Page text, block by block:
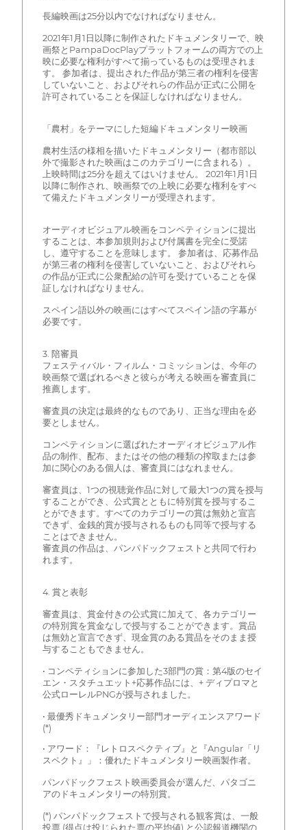
長編映画は25分以内でなければなりません。
2021年1月1日以降に制作されたドキュメンタリーで、映
画祭とPampaDocPlayプラットフォームの両方での上
映に必要な権利がすべて揃っているものは受理されま
す。 参加者は、提出された作品が第三者の権利を侵害
していないこと、およびそれらの作品が正式に公開を
許可されていることを保証しなければなりません。
「農村」をテーマにした短編ドキュメンタリー映画
農村生活の様相を描いたドキュメンタリー（都市部以
外で撮影された映画はこのカテゴリーに含まれる）。
上映時間は25分を超えてはいけません。 2021年1月1日
以降に制作され、映画祭での上映に必要な権利をすべ
て備えたドキュメンタリーが受理されます。
オーディオビジュアル映画をコンペティションに提出
することは、本参加規則および付属書を完全に受諾
し、遵守することを意味します。 参加者は、応募作品
が第三者の権利を侵害していないこと、およびそれら
の作品が正式に公衆配給の許可を受けていることを保
証しなければなりません。
スペイン語以外の映画にはすべてスペイン語の字幕が
必要です。
3. 陪審員
フェスティバル・フィルム・コミッションは、今年の
映画祭で選ばれるべきと彼らが考える映画を審査員に
推薦します。
審査員の決定は最終的なものであり、正当な理由を必
要としません。
コンペティションに選ばれたオーディオビジュアル作
品の制作、配布、またはその他の種類の搾取または参
加に関心のある個人は、審査員にはなれません。
審査員は、1つの視聴覚作品に対して最大1つの賞を授与
することができ、公式賞とともに特別賞を授与するこ
とができます。すべてのカテゴリーの賞は無効と宣言
できず、金銭的賞が授与されるものも同等で授与する
ことはできません。
審査員の作品は、パンパドックフェストと共同で行わ
れます。
4. 賞と表彰
審査員は、賞金付きの公式賞に加えて、各カテゴリー
の特別賞を賞金なしで授与することができます。賞品
は無効と宣言できず、現金賞のある賞品をそのまま授
与することもできません。
• コンペティションに参加した3部門の賞：第4版のセイ
エン・スタチュエット+応募作品には、+ ディプロマと
公式ローレルPNGが授与されました。
• 最優秀ドキュメンタリー部門オーディエンスアワード
(*)
• アワード：『レトロスペクティブ』と『Angular「リ
スペクト』」：優れたドキュメンタリー映画製作者。
パンパドックフェスト映画委員会が選んだ、パタゴニ
アのドキュメンタリーの特別賞。
(*) パンパドックフェストで授与される観客賞は、一般
投票 (得点は投じられた票の平均値) と公認報道機関の